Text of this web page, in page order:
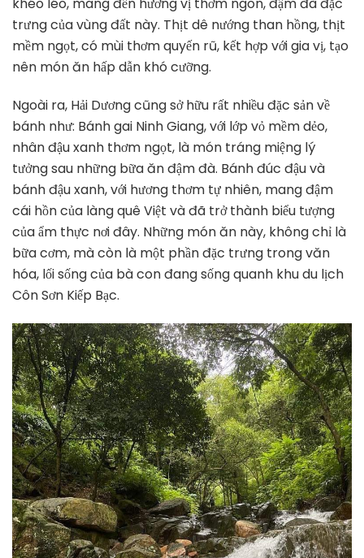
khéo léo, mang đến hương vị thơm ngon, đậm đà đặc
trưng của vùng đất này. Thịt dê nướng than hồng, thịt
mềm ngọt, có mùi thơm quyến rũ, kết hợp với gia vị, tạo
nên món ăn hấp dẫn khó cưỡng.
Ngoài ra, Hải Dương cũng sở hữu rất nhiều đặc sản về
bánh như: Bánh gai Ninh Giang, với lớp vỏ mềm dẻo,
nhân đậu xanh thơm ngọt, là món tráng miệng lý
tưởng sau những bữa ăn đậm đà. Bánh đúc đậu và
bánh đậu xanh, với hương thơm tự nhiên, mang đậm
cái hồn của làng quê Việt và đã trở thành biểu tượng
của ẩm thực nơi đây. Những món ăn này, không chỉ là
bữa cơm, mà còn là một phần đặc trưng trong văn
hóa, lối sống của bà con đang sống quanh khu du lịch
Côn Sơn Kiếp Bạc.